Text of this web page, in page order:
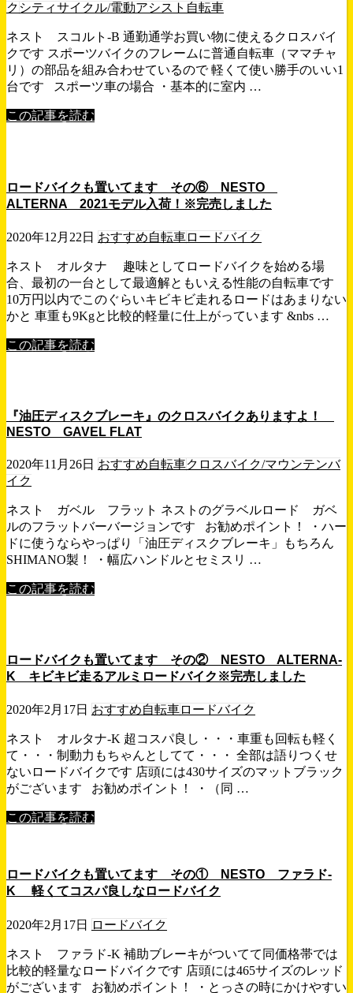
ク シティサイクル/電動アシスト自転車
ネスト スコルト-B 通勤通学お買い物に使えるクロスバイ
クです スポーツバイクのフレームに普通自転車（ママチャ
リ）の部品を組み合わせているので 軽くて使い勝手のいい1
台です スポーツ車の場合 ・基本的に室内 …
この記事を読む
ロードバイクも置いてます その⑥ NESTO
ALTERNA 2021モデル入荷！※完売しました
2020年12月22日 おすすめ自転車ロードバイク
ネスト オルタナ 趣味としてロードバイクを始める場
合、最初の一台として最適解ともいえる性能の自転車です
10万円以内でこのぐらいキビキビ走れるロードはあまりない
かと 車重も9Kgと比較的軽量に仕上がっています &nbs …
この記事を読む
『油圧ディスクブレーキ』のクロスバイクありますよ！
NESTO GAVEL FLAT
2020年11月26日 おすすめ自転車クロスバイク/マウンテンバ
イク
ネスト ガベル フラット ネストのグラベルロード ガベ
ルのフラットバーバージョンです お勧めポイント！ ・ハー
ドに使うならやっぱり「油圧ディスクブレーキ」もちろん
SHIMANO製！ ・幅広ハンドルとセミスリ …
この記事を読む
ロードバイクも置いてます その② NESTO ALTERNA-
K キビキビ走るアルミロードバイク※完売しました
2020年2月17日 おすすめ自転車ロードバイク
ネスト オルタナ-K 超コスパ良し・・・車重も回転も軽く
て・・・制動力もちゃんとしてて・・・ 全部は語りつくせ
ないロードバイクです 店頭には430サイズのマットブラック
がございます お勧めポイント！ ・（同 …
この記事を読む
ロードバイクも置いてます その① NESTO ファラド-
K 軽くてコスパ良しなロードバイク
2020年2月17日 ロードバイク
ネスト ファラド-K 補助ブレーキがついてて同価格帯では
比較的軽量なロードバイクです 店頭には465サイズのレッド
がございます お勧めポイント！ ・とっさの時にかけやすい